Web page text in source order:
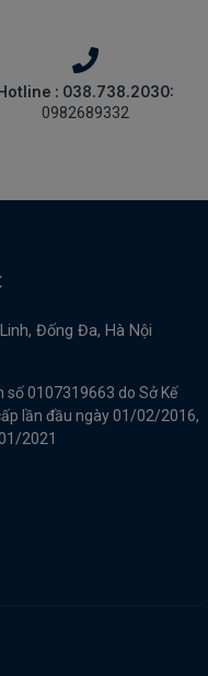
Hotline : 038.738.2030:
0982689332
Đống Đa, Hà Nội
số 0107319663 do Sở Kế
lần đầu ngày 01/02/2016,
2021